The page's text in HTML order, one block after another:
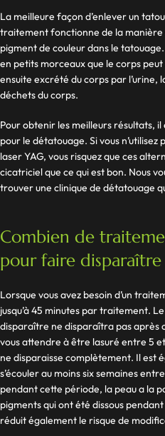
La meilleure façon d’enlever un
traitement fonctionne de la manière
pigment de couleur dans le
en petits morceaux que le corps
ensuite excrété du corps par l’urine,
déchets du corps.
Pour obtenir les meilleurs résultats,
pour le détatouage. Si vous
laser YAG, vous risquez que ces
cicatriciel que ce qui est bon. Nous
trouver une clinique de détatouage
Combien de
pour faire
Lorsque vous avez besoin d’un
jusqu’à 45 minutes par traitement.
disparaître ne disparaîtra pas après
vous attendre à être lasuré entre 5
ne disparaisse complètement. Il est
s’écouler au moins six semaines
pendant cette période, la peau a la
pigments qui ont été dissous
réduit également le risque de